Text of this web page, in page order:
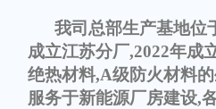
我司总部生产基地位
成立江苏分厂,2022年成
绝热材料,A级防火材料
服务于新能源厂房建设,